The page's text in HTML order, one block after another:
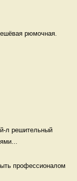
рюмочная.
л решительный
профессионалом